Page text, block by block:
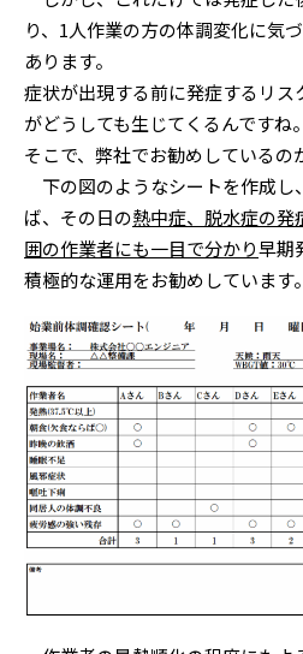
り、1人作業の方の体調変化に気
あります。
症状が出現する前に発症するリ
がどうしても生じてくるんですね。
そこで、弊社でお勧めしているの
下の図のようなシートを作成し
ば、その日の熱中症、脱水症の発
囲の作業者にも一目で分かり早期
積極的な運用をお勧めしています。